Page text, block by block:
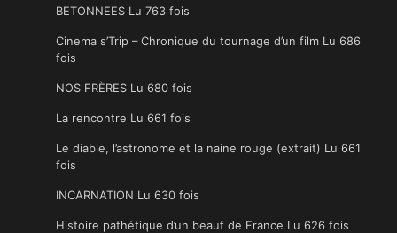
BETONNEES Lu 763 fois
Cinema s’Trip – Chronique du tournage d’un film Lu 686
fois
NOS FRÈRES Lu 680 fois
La rencontre Lu 661 fois
Le diable, l’astronome et la naine rouge (extrait) Lu 661
fois
INCARNATION Lu 630 fois
Histoire pathétique d’un beauf de France Lu 626 fois